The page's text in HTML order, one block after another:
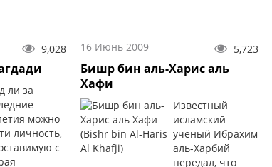
9,028
ли за
можно
личность,
с
16 Июнь 2009 5,723
Бишр бин аль-Харис аль
Хафи
Известный
исламский
ученый Ибрахим
аль-Харбий
передал, что